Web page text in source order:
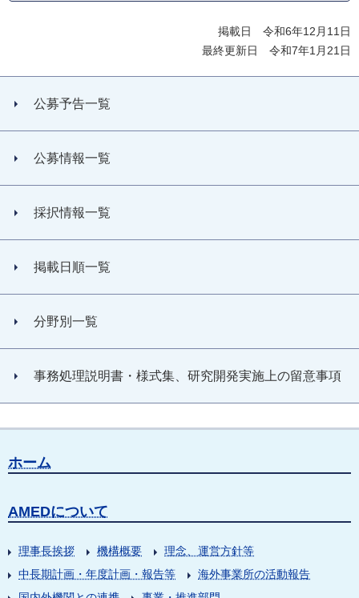
掲載日 令和6年12月11日
最終更新日 令和7年1月21日
公募予告一覧
公募情報一覧
採択情報一覧
掲載日順一覧
分野別一覧
事務処理説明書・様式集、研究開発実施上の留意事項
ホーム
AMEDについて
理事長挨拶 機構概要
理念、運営方針等
中長期計画・年度計画・報告等
海外事業所の活動報告